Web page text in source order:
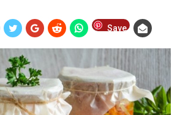
Save